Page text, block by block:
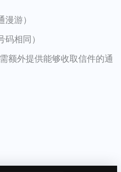
游）
相同）
额外提供能够收取信件的通